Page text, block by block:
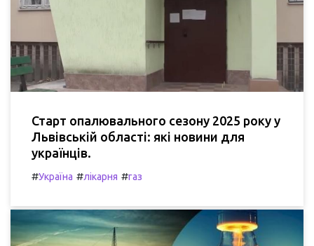
Старт опалювального сезону 2025 року у
Львівській області: які новини для
українців.
#Україна #лікарня #газ